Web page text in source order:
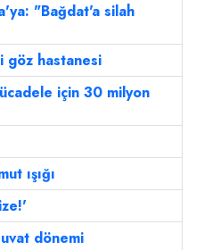
"Bağdat'a silah
göz hastanesi
için 30 milyon
ışığı
dönemi